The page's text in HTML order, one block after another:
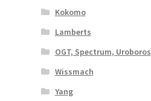
Kokomo
Lamberts
OGT, Spectrum, Uroboros
Wissmach
Yang